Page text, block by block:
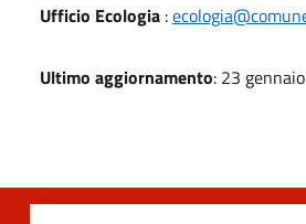
Ufficio Ecologia :
Ultimo aggiornamento: 23